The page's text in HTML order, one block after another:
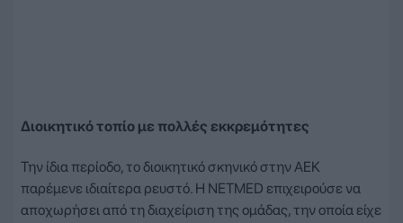
Διοικητικό τοπίο με πολλές εκκρεμότητες
Την ίδια περίοδο, το διοικητικό σκηνικό στην ΑΕΚ
παρέμενε ιδιαίτερα ρευστό. Η NETMED επιχειρούσε να
αποχωρήσει από τη διαχείριση της ομάδας, την οποία είχε